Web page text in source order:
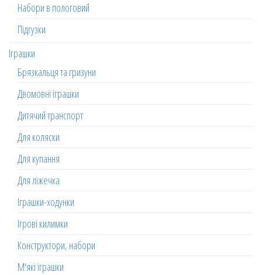
Набори в пологовий
Підгузки
Іграшки
Брязкальця та гризуни
Двомовні іграшки
Дитячий транспорт
Для коляски
Для купання
Для ліжечка
Іграшки-ходунки
Ігрові килимки
Конструктори, набори
М'які іграшки